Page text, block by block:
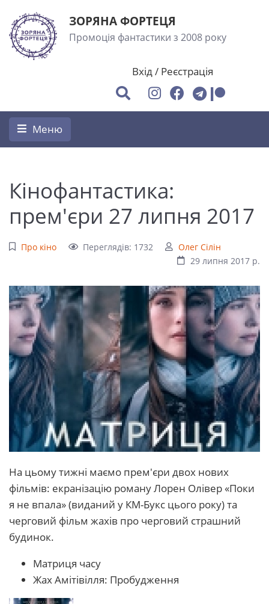
ЗОРЯНА ФОРТЕЦЯ
Промоція фантастики з 2008 року
Вхід/ Реєстрація
Меню
Кінофантастика:
прем'єри 27 липня 2017
Про кіно Переглядів: 1732
Олег Сілін
29 липня 2017 р.
На цьому тижні маємо прем'єри двох нових
фільмів: екранізацію роману Лорен Олівер «Поки
я не впала» (виданий у КМ-Букс цього року) та
черговий фільм жахів про черговий страшний
будинок.
Матриця часу
Жах Амітівілля: Пробудження